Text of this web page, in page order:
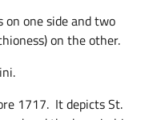
one side and two
on the other.
1717. It depicts St.